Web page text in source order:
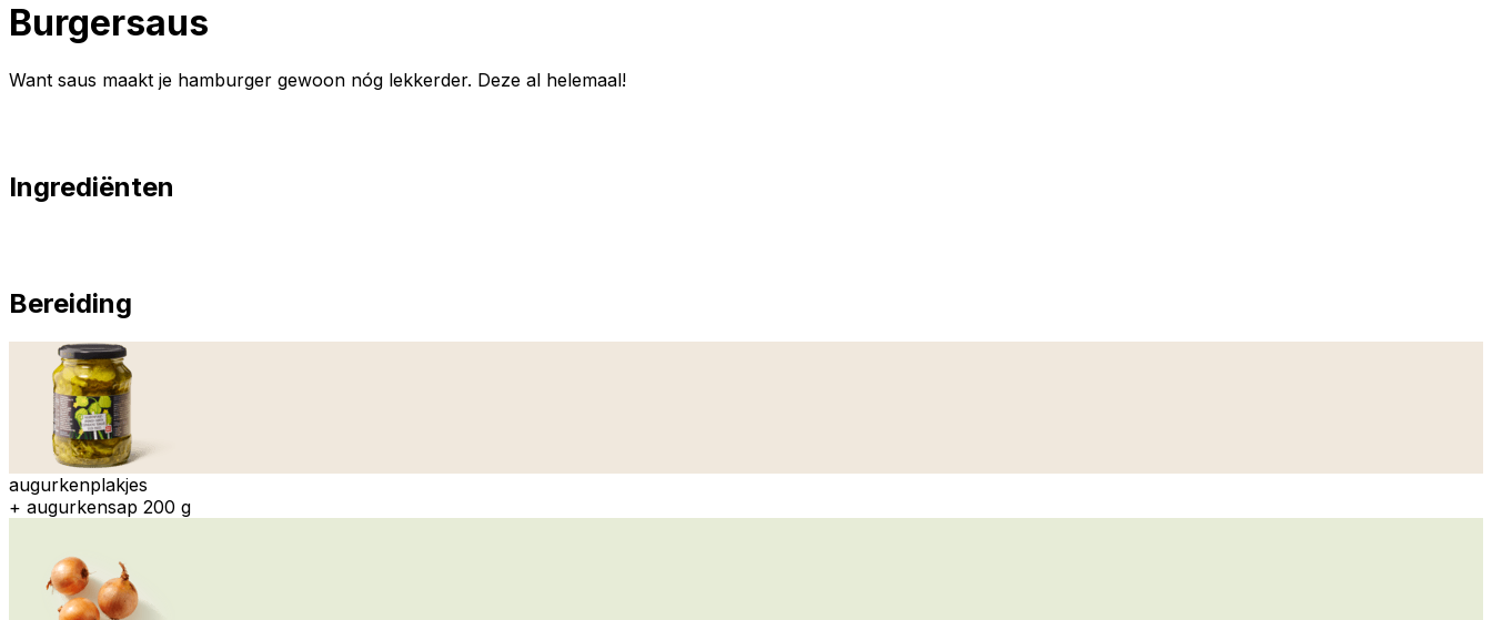
Burgersaus
Want saus maakt je hamburger gewoon nóg lekkerder. Deze al helemaal!
Ingrediënten
Bereiding
augurkenplakjes
+ augurkensap 200 g